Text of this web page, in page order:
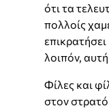
ότι τα
πολλοίς
λοιπόν,
Φίλες και
στον